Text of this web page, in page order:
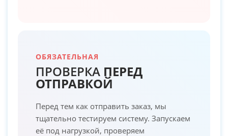
ОБЯЗАТЕЛЬНАЯ
ПРОВЕРКА ПЕРЕД
ОТПРАВКОЙ
Перед тем как отправить заказ, мы
тщательно тестируем систему. Запускаем
её под нагрузкой, проверяем